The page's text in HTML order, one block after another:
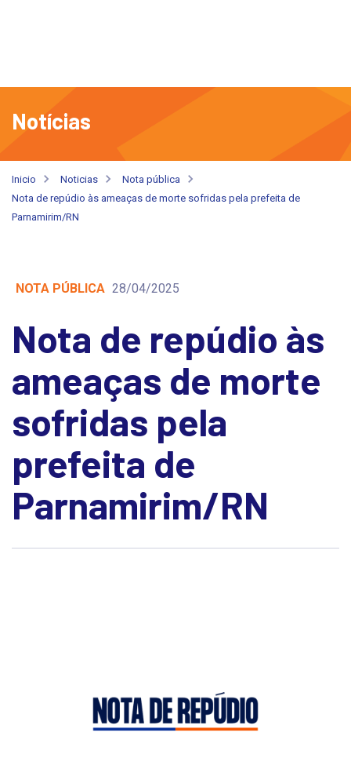
Notícias
Inicio Noticias
Nota pública
Nota de repúdio às ameaças de morte sofridas pela prefeita de
Parnamirim/RN
NOTA PÚBLICA 28/04/2025
Nota de repúdio às
ameaças de morte
sofridas pela
prefeita de
Parnamirim/RN